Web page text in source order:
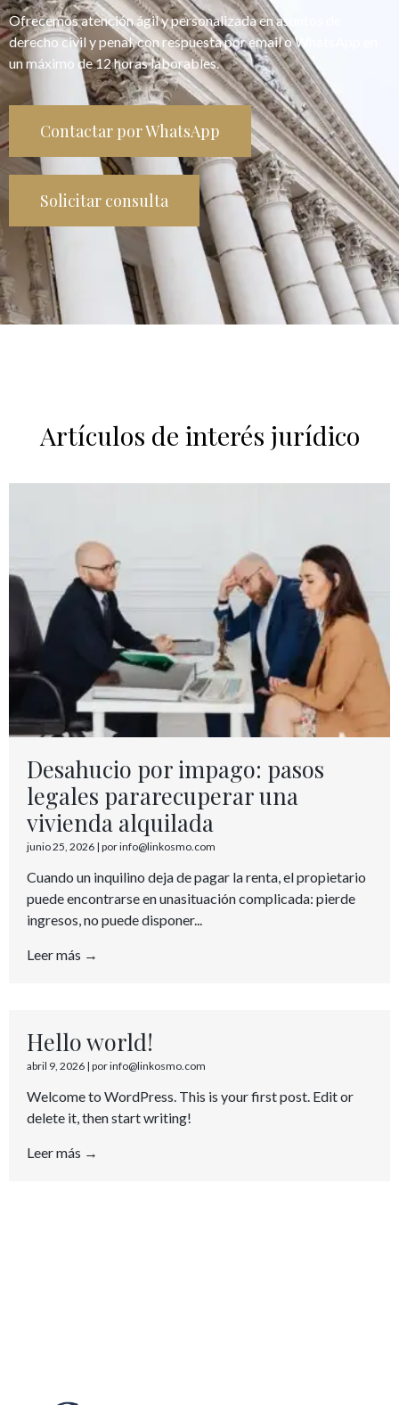
Ofrecemos atención ágil y personalizada en asuntos de
derecho civil y penal, con respuesta por email o WhatsApp en
un máximo de 12 horas laborables.
Contactar por WhatsApp
Solicitar consulta
Artículos de interés jurídico
Desahucio por impago: pasos
legales pararecuperar una
vivienda alquilada
junio 25, 2026 | por info@linkosmo.com
Cuando un inquilino deja de pagar la renta, el propietario
puede encontrarse en unasituación complicada: pierde
ingresos, no puede disponer...
Leer más →
Hello world!
abril 9, 2026 | por info@linkosmo.com
Welcome to WordPress. This is your first post. Edit or
delete it, then start writing!
Leer más →